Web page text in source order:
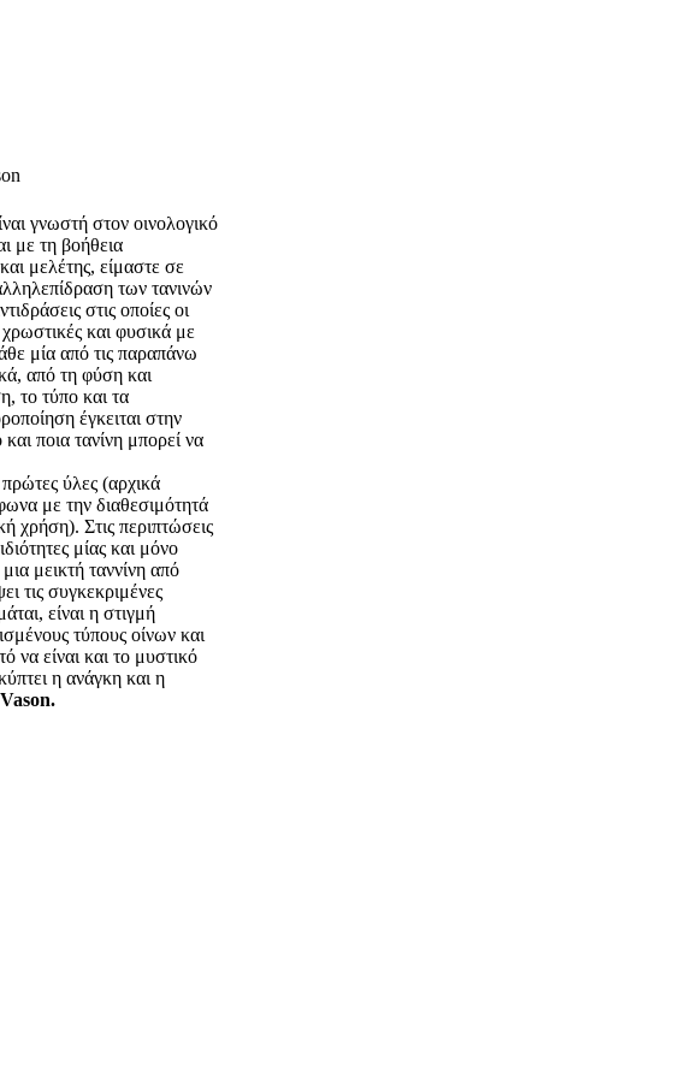
γνωστή στον οινολογικό
με τη βοήθεια
μελέτης, είμαστε σε
των τανινών
στις οποίες οι
χρωστικές και φυσικά με
μία από τις παραπάνω
από τη φύση και
το τύπο και τα
έγκειται στην
ποια τανίνη μπορεί να
ύλες (αρχικά
με την διαθεσιμότητά
χρήση). Στις περιπτώσεις
μίας και μόνο
μεικτή ταννίνη από
τις συγκεκριμένες
είναι η στιγμή
τύπους οίνων και
να είναι και το μυστικό
η ανάγκη και η